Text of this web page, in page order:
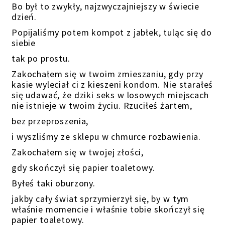
Bo był to zwykły, najzwyczajniejszy w świecie
dzień.
Popijaliśmy potem kompot z jabłek, tuląc się do
siebie
tak po prostu.
Zakochałem się w twoim zmieszaniu, gdy przy
kasie wyleciał ci z kieszeni kondom. Nie starałeś
się udawać, że dziki seks w losowych miejscach
nie istnieje w twoim życiu. Rzuciłeś żartem,
bez przeproszenia,
i wyszliśmy ze sklepu w chmurce rozbawienia.
Zakochałem się w twojej złości,
gdy skończył się papier toaletowy.
Byłeś taki oburzony.
jakby cały świat sprzymierzył się, by w tym
właśnie momencie i właśnie tobie skończył się
papier toaletowy.